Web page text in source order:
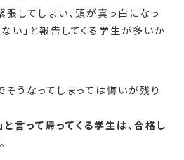
張してしまい、頭が真っ白になっ
い」と報告してくる学生が多いか
うなってしまっては悔いが残り
と言って帰ってくる学生は、合格し